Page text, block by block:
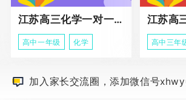
江苏高三化学一对一个性化辅导
高中一年级 化学 高中三年
加入家长交流圈，添加微信号